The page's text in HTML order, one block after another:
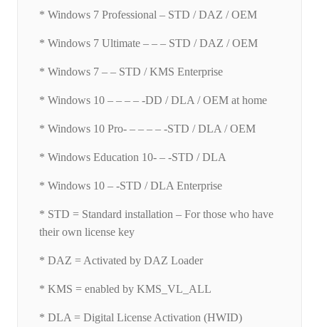
* Windows 7 Professional – STD / DAZ / OEM
* Windows 7 Ultimate – – – STD / DAZ / OEM
* Windows 7 – – STD / KMS Enterprise
* Windows 10 – – – – -DD / DLA / OEM at home
* Windows 10 Pro- – – – – -STD / DLA / OEM
* Windows Education 10- – -STD / DLA
* Windows 10 – -STD / DLA Enterprise
* STD = Standard installation – For those who have
their own license key
* DAZ = Activated by DAZ Loader
* KMS = enabled by KMS_VL_ALL
* DLA = Digital License Activation (HWID)